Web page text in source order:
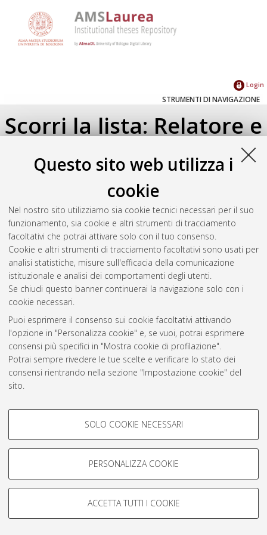
Questo sito web utilizza i
cookie
Nel nostro sito utilizziamo sia cookie tecnici necessari per il suo
funzionamento, sia cookie e altri strumenti di tracciamento
facoltativi che potrai attivare solo con il tuo consenso.
Cookie e altri strumenti di tracciamento facoltativi sono usati per
analisi statistiche, misure sull'efficacia della comunicazione
istituzionale e analisi dei comportamenti degli utenti.
Se chiudi questo banner continuerai la navigazione solo con i
cookie necessari.
Puoi esprimere il consenso sui cookie facoltativi attivando
l'opzione in "Personalizza cookie" e, se vuoi, potrai esprimere
consensi più specifici in "Mostra cookie di profilazione".
Potrai sempre rivedere le tue scelte e verificare lo stato dei
consensi rientrando nella sezione "Impostazione cookie" del
sito.
COOKIE DI PROFILAZIONE -
Si tratta di cookie utilizzati per analizzare le caratteristiche della
navigazione degli utenti, creare profili in base al loro comportamento
Mostra cookie di profilazione
COOKIE TECNICI - NECESSARI
SOLO COOKIE NECESSARI
PERSONALIZZA COOKIE
ACCETTA TUTTI I COOKIE
Login
STRUMENTI DI NAVIGAZIONE
Scorri la lista: Relatore e
Correlatore
Seleziona un valore dall'elenco sottostante.
2024(1)
Atom
Rss 1.0
Rss 2.0
AMS Laurea
Servizio implementato e gestito da AlmaDL
Impostazioni Cookie
© ALMA MATER STUDIORUM - Università di Bologna, 2007-2026.